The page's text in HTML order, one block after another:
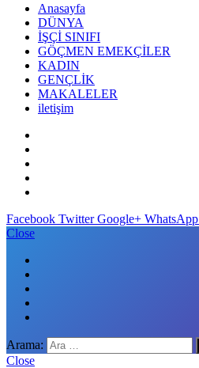
Anasayfa
DÜNYA
İŞÇİ SINIFI
GÖÇMEN EMEKÇİLER
KADIN
GENÇLİK
MAKALELER
iletişim
Facebook Twitter Google+ WhatsApp
Close
Arama:
Close